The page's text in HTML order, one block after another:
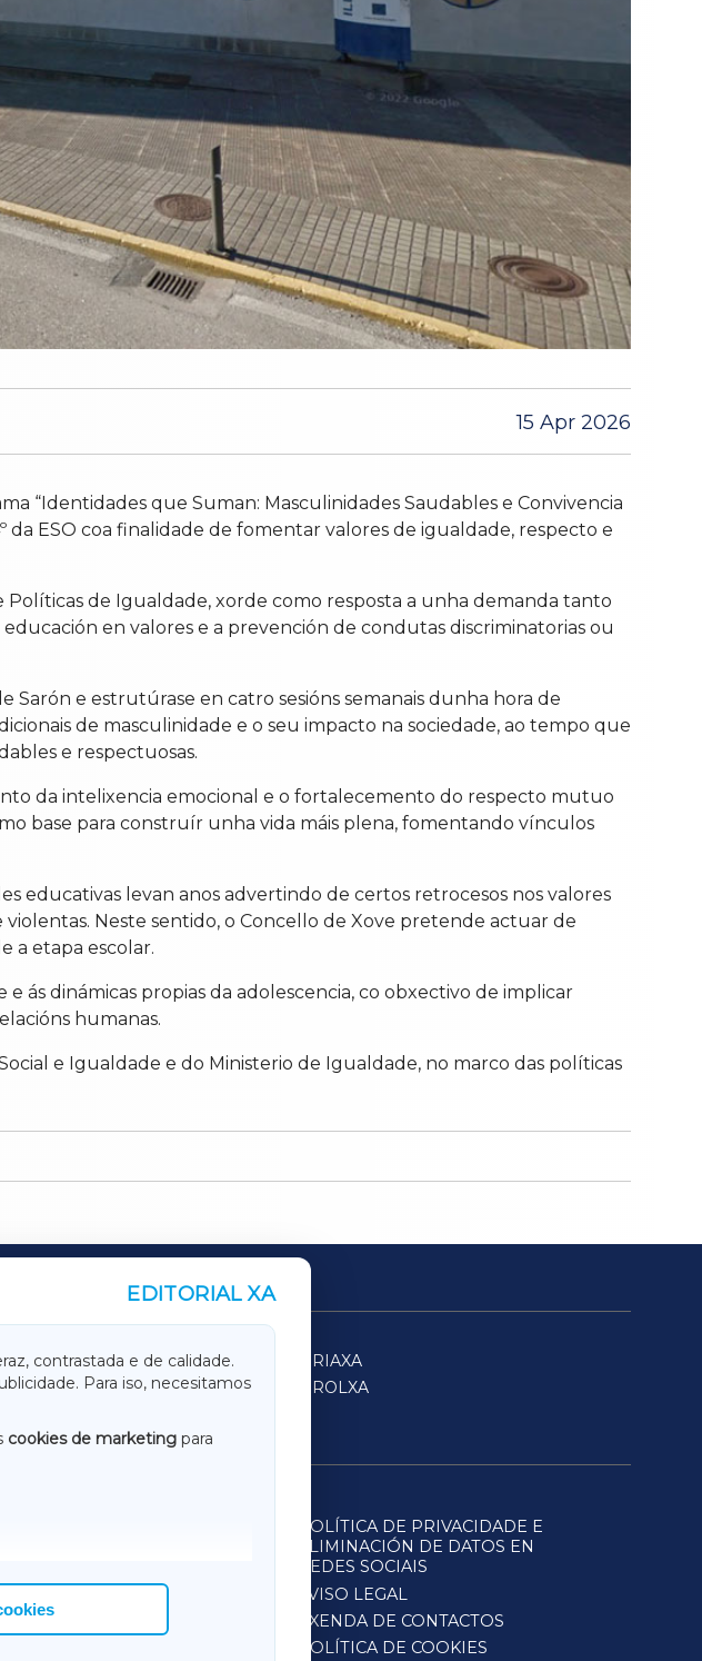
15 Apr 2026
“Identidades que Suman: Masculinidades Saudables e Convivencia
da ESO coa finalidade de fomentar valores de igualdade, respecto e
Políticas de Igualdade, xorde como resposta a unha demanda tanto
en valores e a prevención de condutas discriminatorias ou
Sarón e estrutúrase en catro sesións semanais dunha hora de
de masculinidade e o seu impacto na sociedade, ao tempo que
e respectuosas.
da intelixencia emocional e o fortalecemento do respecto mutuo
base para construír unha vida máis plena, fomentando vínculos
educativas levan anos advertindo de certos retrocesos nos valores
Neste sentido, o Concello de Xove pretende actuar de
a etapa escolar.
ás dinámicas propias da adolescencia, co obxectivo de implicar
humanas.
e Igualdade e do Ministerio de Igualdade, no marco das políticas
EDITORIAL XA
contrastada e de calidade.
Para iso, necesitamos
cookies de marketing para
SARRIAXA
FERROLXA
POLÍTICA DE PRIVACIDADE E
ELIMINACIÓN DE DATOS EN
REDES SOCIAIS
AVISO LEGAL
AXENDA DE CONTACTOS
POLÍTICA DE COOKIES